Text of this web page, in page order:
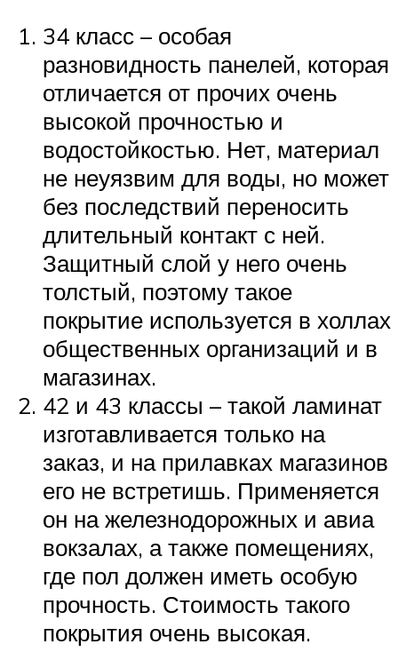
34 класс – особая
разновидность панелей, которая
отличается от прочих очень
высокой прочностью и
водостойкостью. Нет, материал
не неуязвим для воды, но может
без последствий переносить
длительный контакт с ней.
Защитный слой у него очень
толстый, поэтому такое
покрытие используется в холлах
общественных организаций и в
магазинах.
42 и 43 классы – такой ламинат
изготавливается только на
заказ, и на прилавках магазинов
его не встретишь. Применяется
он на железнодорожных и авиа
вокзалах, а также помещениях,
где пол должен иметь особую
прочность. Стоимость такого
покрытия очень высокая.